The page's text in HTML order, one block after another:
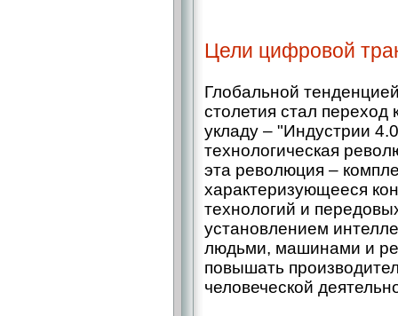
Цели цифровой
Глобальной
столетия стал
укладу – "Индустрии
технологическая
эта революция –
характеризующееся
технологий и
установлением
людьми, машинами и
повышать
человеческой